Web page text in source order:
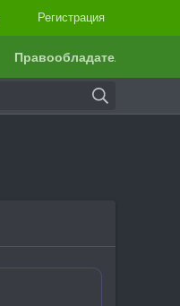
Регистрация
Правообладателям